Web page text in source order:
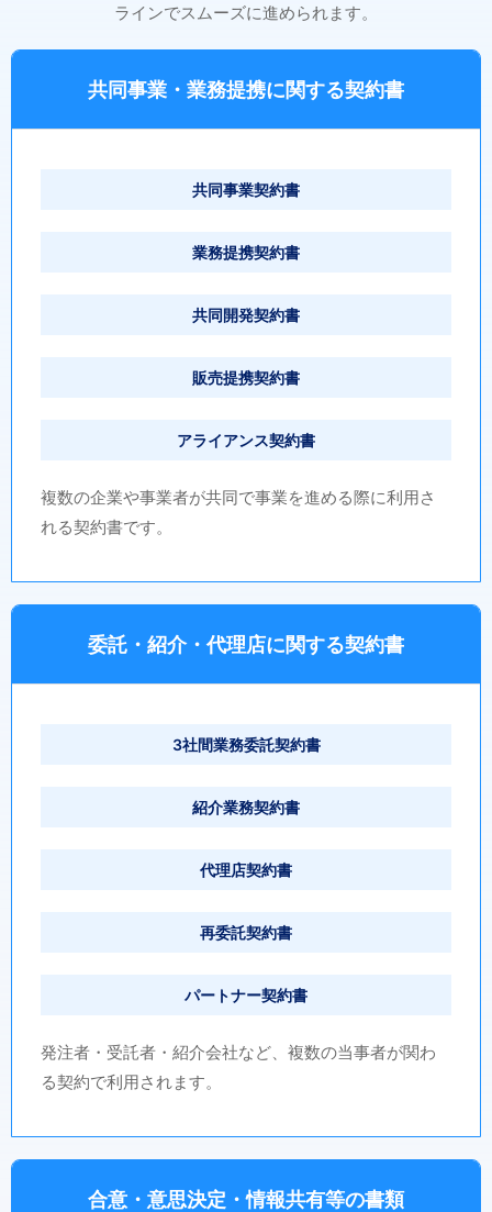
ラインでスムーズに進められます。
共同事業・業務提携に関する契約書
共同事業契約書
業務提携契約書
共同開発契約書
販売提携契約書
アライアンス契約書
複数の企業や事業者が共同で事業を進める際に利用さ
れる契約書です。
委託・紹介・代理店に関する契約書
3社間業務委託契約書
紹介業務契約書
代理店契約書
再委託契約書
パートナー契約書
発注者・受託者・紹介会社など、複数の当事者が関わ
る契約で利用されます。
合意・意思決定・情報共有等の書類